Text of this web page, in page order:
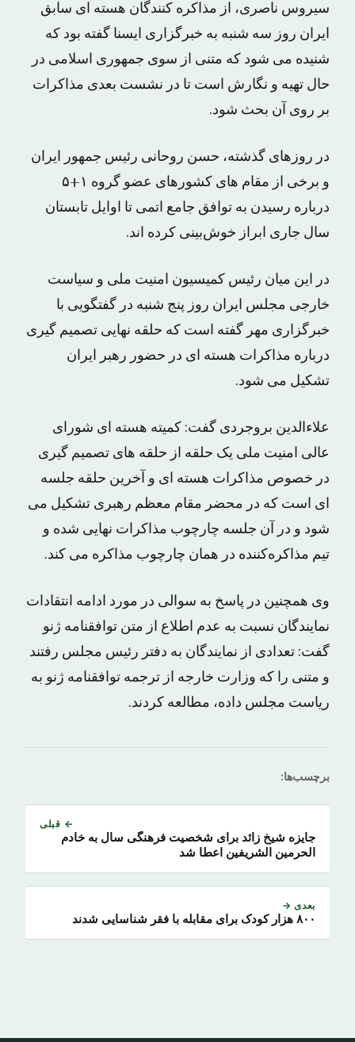
سیروس ناصری، از مذاکره کنندگان هسته ای سابق
ایران روز سه شنبه به خبرگزاری ایسنا گفته بود که
شنیده می شود که متنی از سوی جمهوری اسلامی در
حال تهیه و نگارش است تا در نشست بعدی مذاکرات
بر روی آن بحث شود.
در روزهای گذشته، حسن روحانی رئیس جمهور ایران
و برخی از مقام های کشورهای عضو گروه ۱+۵
درباره رسیدن به توافق جامع اتمی تا اوایل تابستان
سال جاری ابراز خوش‌بینی کرده اند.
در این میان رئیس کمیسیون امنیت ملی و سیاست
خارجی مجلس ایران روز پنج شنبه در گفتگویی با
خبرگزاری مهر گفته است که حلقه نهایی تصمیم گیری
درباره مذاکرات هسته ای در حضور رهبر ایران
تشکیل می شود.
علاءالدین بروجردی گفت: کمیته هسته ای شورای
عالی امنیت ملی یک حلقه از حلقه های تصمیم گیری
در خصوص مذاکرات هسته ای و آخرین حلقه جلسه
ای است که در محضر مقام معظم رهبری تشکیل می
شود و در آن جلسه چارچوب مذاکرات نهایی شده و
تیم مذاکره‌کننده در همان چارچوب مذاکره می کند.
وی همچنین در پاسخ به سوالی در مورد ادامه انتقادات
نمایندگان نسبت به عدم اطلاع از متن توافقنامه ژنو
گفت: تعدادی از نمایندگان به دفتر رئیس مجلس رفتند
و متنی را که وزارت خارجه از ترجمه توافقنامه ژنو به
ریاست مجلس داده، مطالعه کردند.
برچسب‌ها:
← قبلی
جایزه شیخ زائد برای شخصیت فرهنگی سال به خادم
الحرمین الشریفین اعطا شد
بعدی →
۸۰۰ هزار کودک برای مقابله با فقر شناسایی شدند